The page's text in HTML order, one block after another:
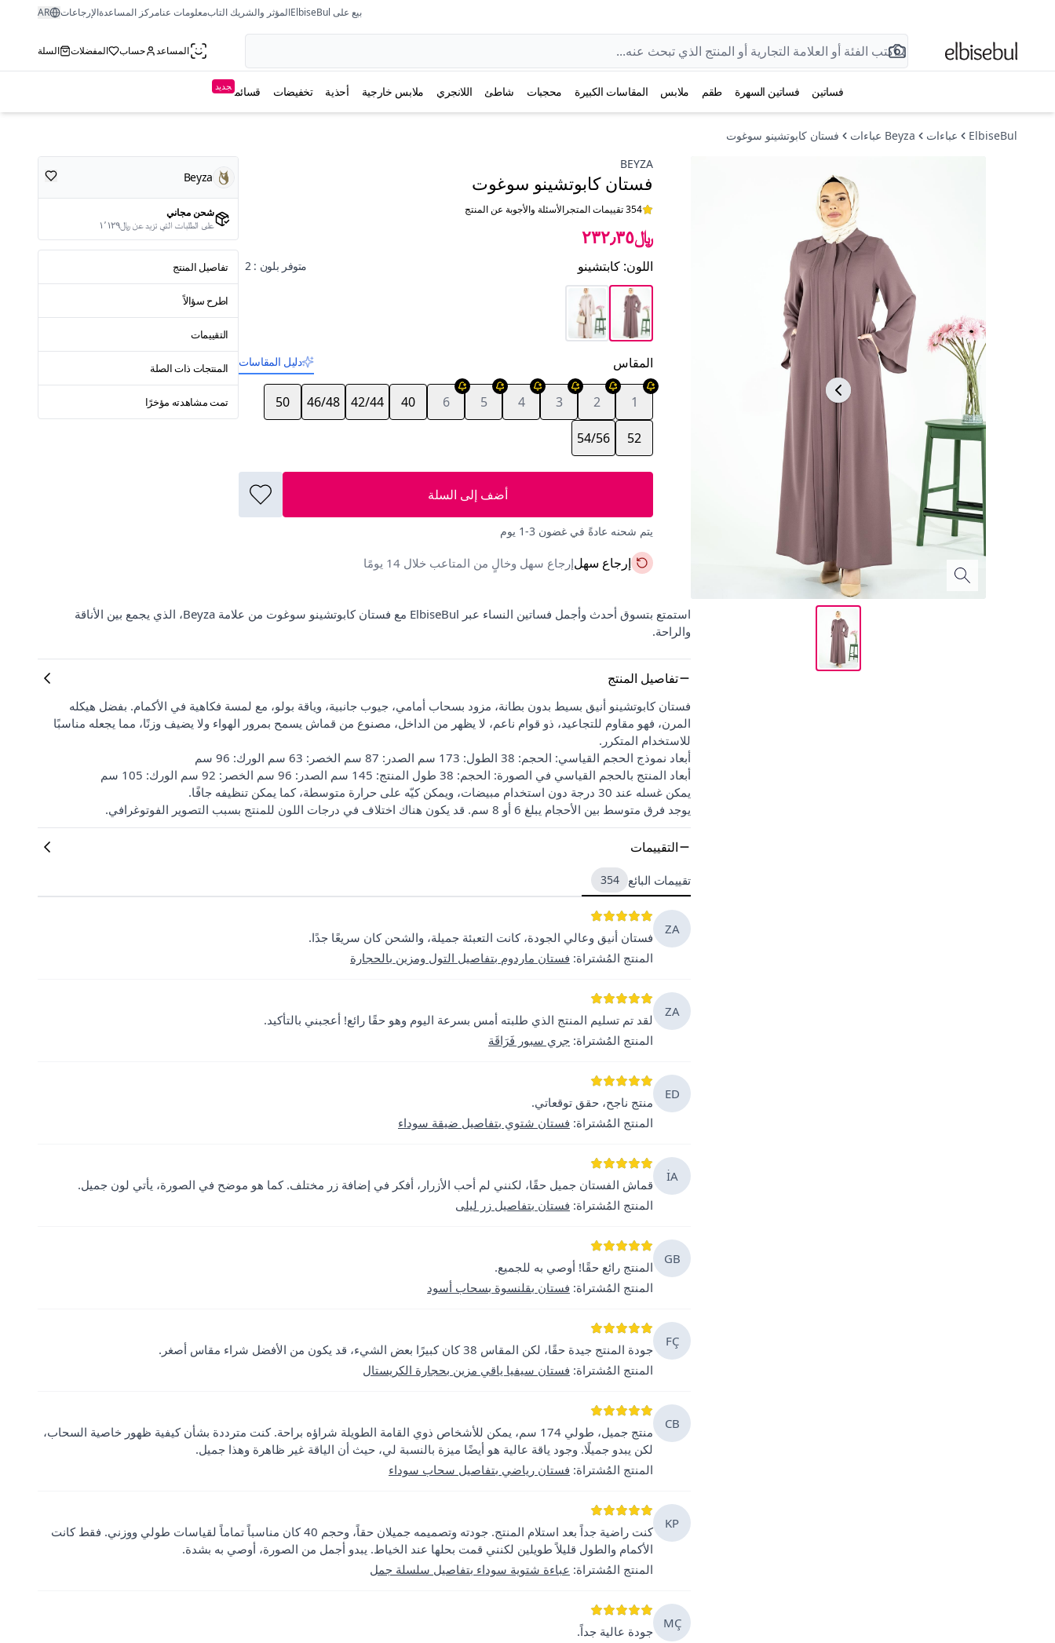
بيع على ElbiseBul المؤثر والشريك التابمعلومات عنامركز المساعدةالإرجاعات AR
المساعد حساب المفضلات السلة
فساتين فساتين السهرة طقم ملابس المقاسات الكبيرة محجبات شاطئ اللانجري ملابس خارجية أحذية تخفيضات قسائم جديد
ElbiseBul عباءات Beyza عباءات
فستان كابوتشينو سوغوت
BEYZA
فستان كابوتشينو سوغوت
354 تقييمات المتجر الأسئلة والأجوبة عن المنتج
﷼٢٣٢٫٣٥
اللون: كابتشينو متوفر بلون : 2
المقاس دليل المقاسات
1
2
3
4
5
6
40
42/44
46/48
50
52
54/56
أضف إلى السلة
يتم شحنه عادةً في غضون 3-1 يوم
إرجاع سهلإرجاع سهل وخالٍ من المتاعب خلال 14 يومًا
Beyza
شحن مجاني
على الطلبات التي تزيد عن ﷼١٬١٢٩
تفاصيل المنتج
اطرح سؤالاً
التقييمات
المنتجات ذات الصلة
تمت مشاهدته مؤخرًا
استمتع بتسوق أحدث وأجمل فساتين النساء عبر ElbiseBul مع فستان كابوتشينو سوغوت من علامة Beyza، الذي يجمع بين الأناقة
والراحة.
تفاصيل المنتج
فستان كابوتشينو أنيق بسيط بدون بطانة، مزود بسحاب أمامي، جيوب جانبية، وياقة بولو، مع لمسة فكاهية في الأكمام. بفضل هيكله
المرن، فهو مقاوم للتجاعيد، ذو قوام ناعم، لا يظهر من الداخل، مصنوع من قماش يسمح بمرور الهواء ولا يضيف وزنًا، مما يجعله مناسبًا
للاستخدام المتكرر.
أبعاد نموذج الحجم القياسي: الحجم: 38 الطول: 173 سم الصدر: 87 سم الخصر: 63 سم الورك: 96 سم
أبعاد المنتج بالحجم القياسي في الصورة: الحجم: 38 طول المنتج: 145 سم الصدر: 96 سم الخصر: 92 سم الورك: 105 سم
يمكن غسله عند 30 درجة دون استخدام مبيضات، ويمكن كيّه على حرارة متوسطة، كما يمكن تنظيفه جافًا.
يوجد فرق متوسط بين الأحجام يبلغ 6 أو 8 سم. قد يكون هناك اختلاف في درجات اللون للمنتج بسبب التصوير الفوتوغرافي.
التقييمات
تقييمات البائع 354
ZA
فستان أنيق وعالي الجودة، كانت التعبئة جميلة، والشحن كان سريعًا جدًا.
المنتج المُشتراة: فستان ماردوم بتفاصيل التول ومزين بالحجارة
ZA
لقد تم تسليم المنتج الذي طلبته أمس بسرعة اليوم وهو حقًا رائع! أعجبني بالتأكيد.
المنتج المُشتراة: جري سبور فَرَاقَة
ED
منتج ناجح، حقق توقعاتي.
المنتج المُشتراة: فستان شتوي بتفاصيل ضيقة سوداء
İA
قماش الفستان جميل حقًا، لكنني لم أحب الأزرار، أفكر في إضافة زر مختلف. كما هو موضح في الصورة، يأتي لون جميل.
المنتج المُشتراة: فستان بتفاصيل زر ليلى
GB
المنتج رائع حقًا! أوصي به للجميع.
المنتج المُشتراة: فستان بقلنسوة بسحاب أسود
FÇ
جودة المنتج جيدة حقًا، لكن المقاس 38 كان كبيرًا بعض الشيء، قد يكون من الأفضل شراء مقاس أصغر.
المنتج المُشتراة: فستان سيفيا ياقي مزين بحجارة الكريستال
CB
منتج جميل، طولي 174 سم، يمكن للأشخاص ذوي القامة الطويلة شراؤه براحة. كنت مترددة بشأن كيفية ظهور خاصية السحاب،
لكن يبدو جميلًا. وجود ياقة عالية هو أيضًا ميزة بالنسبة لي، حيث أن الياقة غير ظاهرة وهذا جميل.
المنتج المُشتراة: فستان رياضي بتفاصيل سحاب سوداء
KP
كنت راضية جداً بعد استلام المنتج. جودته وتصميمه جميلان حقاً، وحجم 40 كان مناسباً تماماً لقياسات طولي ووزني. فقط كانت
الأكمام والطول قليلاً طويلين لكنني قمت بحلها عند الخياط. يبدو أجمل من الصورة، أوصي به بشدة.
المنتج المُشتراة: عباءة شتوية سوداء بتفاصيل سلسلة جمل
MÇ
جودة عالية جداً.